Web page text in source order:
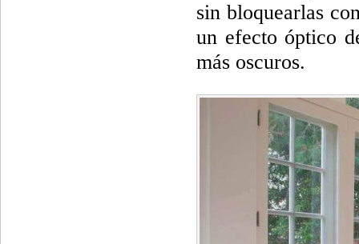
sin bloquearlas
un efecto óptico
más oscuros.